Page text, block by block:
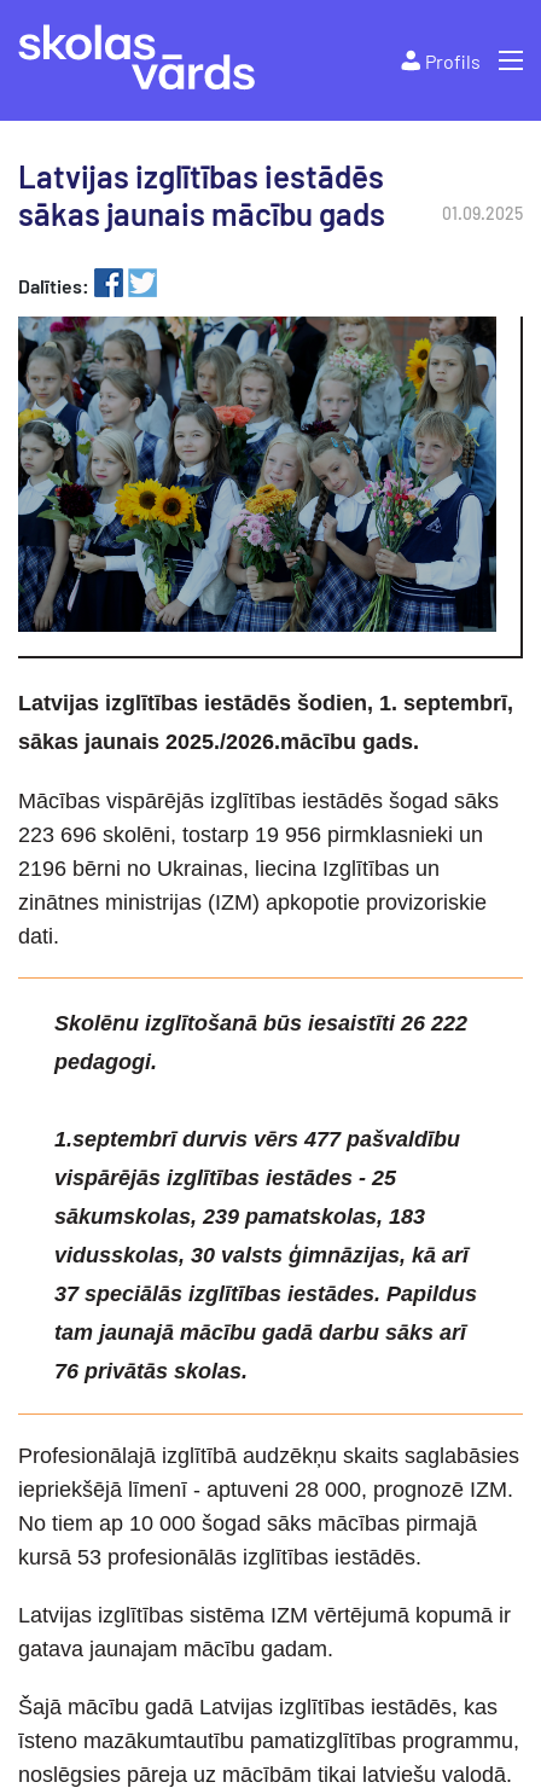
Profils
Latvijas izglītības iestādēs
sākas jaunais mācību gads
01.09.2025
Dalīties:
Latvijas izglītības iestādēs šodien, 1. septembrī,
sākas jaunais 2025./2026.mācību gads.
Mācības vispārējās izglītības iestādēs šogad sāks
223 696 skolēni, tostarp 19 956 pirmklasnieki un
2196 bērni no Ukrainas, liecina Izglītības un
zinātnes ministrijas (IZM) apkopotie provizoriskie
dati.
Skolēnu izglītošanā būs iesaistīti 26 222
pedagogi.
1.septembrī durvis vērs 477 pašvaldību
vispārējās izglītības iestādes - 25
sākumskolas, 239 pamatskolas, 183
vidusskolas, 30 valsts ģimnāzijas, kā arī
37 speciālās izglītības iestādes. Papildus
tam jaunajā mācību gadā darbu sāks arī
76 privātās skolas.
Profesionālajā izglītībā audzēkņu skaits saglabāsies
iepriekšējā līmenī - aptuveni 28 000, prognozē IZM.
No tiem ap 10 000 šogad sāks mācības pirmajā
kursā 53 profesionālās izglītības iestādēs.
Latvijas izglītības sistēma IZM vērtējumā kopumā ir
gatava jaunajam mācību gadam.
Šajā mācību gadā Latvijas izglītības iestādēs, kas
īsteno mazākumtautību pamatizglītības programmu,
noslēgsies pāreja uz mācībām tikai latviešu valodā.